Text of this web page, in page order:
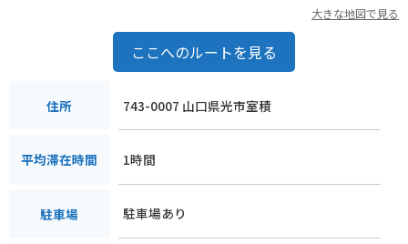
大きな地図で見る
ここへのルートを見る
住所 743-0007 山口県光市室積
平均滞在時間 1時間
駐車場 駐車場あり